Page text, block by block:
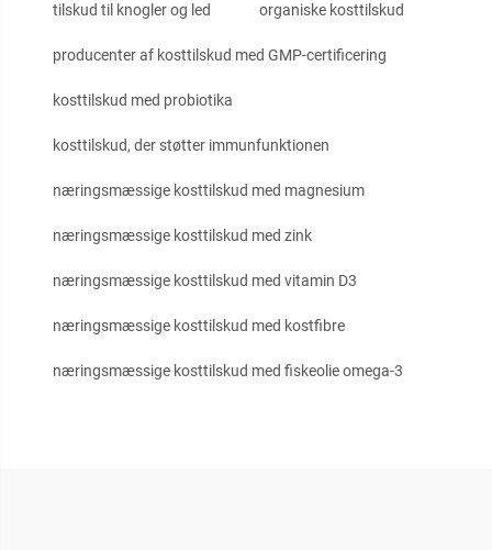
tilskud til knogler og led organiske kosttilskud
producenter af kosttilskud med GMP-certificering
kosttilskud med probiotika
kosttilskud, der støtter immunfunktionen
næringsmæssige kosttilskud med magnesium
næringsmæssige kosttilskud med zink
næringsmæssige kosttilskud med vitamin D3
næringsmæssige kosttilskud med kostfibre
næringsmæssige kosttilskud med fiskeolie omega-3